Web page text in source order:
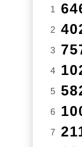
1
2
3
4
5
6
7